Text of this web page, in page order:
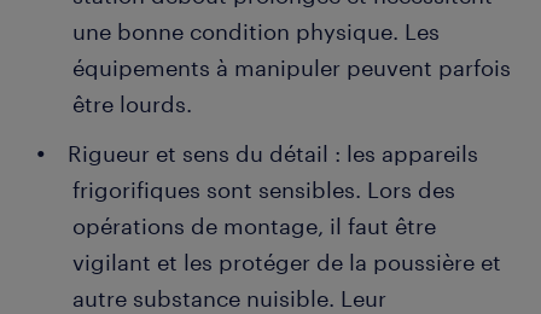
une bonne condition physique. Les
équipements à manipuler peuvent parfois
être lourds.
Rigueur et sens du détail : les appareils
frigorifiques sont sensibles. Lors des
opérations de montage, il faut être
vigilant et les protéger de la poussière et
autre substance nuisible. Leur